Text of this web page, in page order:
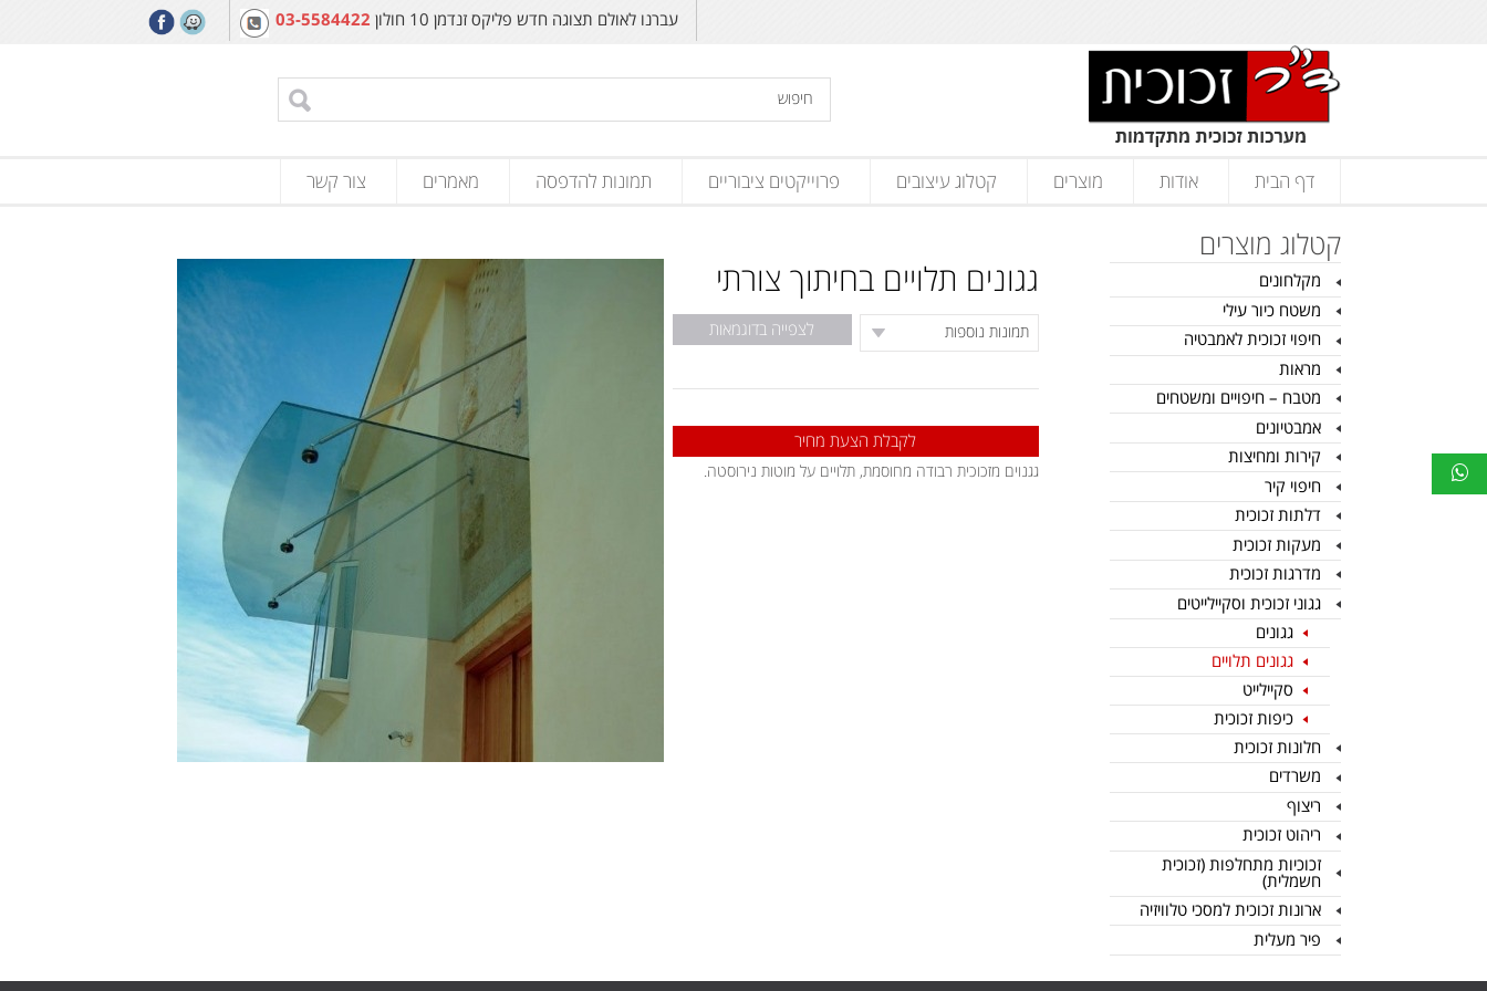
עברנו לאולם תצוגה חדש פליקס זנדמן 10 חולון 03-5584422
דף הבית אודות מוצרים קטלוג עיצובים פרוייקטים ציבוריים תמונות להדפסה מאמרים צור קשר
קטלוג מוצרים
מקלחונים
משטח כיור עילי
חיפוי זכוכית לאמבטיה
מראות
מטבח – חיפויים ומשטחים
אמבטיונים
קירות ומחיצות
חיפוי קיר
דלתות זכוכית
מעקות זכוכית
מדרגות זכוכית
גגוני זכוכית וסקיילייטים
גגונים
גגונים תלויים
סקיילייט
כיפות זכוכית
חלונות זכוכית
משרדים
ריצוף
ריהוט זכוכית
זכוכיות מתחלפות (זכוכית
חשמלית)
ארונות זכוכית למסכי טלוויזיה
פיר מעלית
גגונים תלויים בחיתוך צורתי
לצפייה בדוגמאות
לקבלת הצעת מחיר
גגנוים מזכוכית רבודה מחוסמת, תלויים על מוטות נירוסטה.